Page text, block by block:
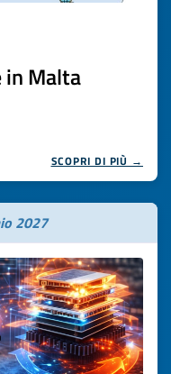
in Malta
SCOPRI DI PIÙ →
2027